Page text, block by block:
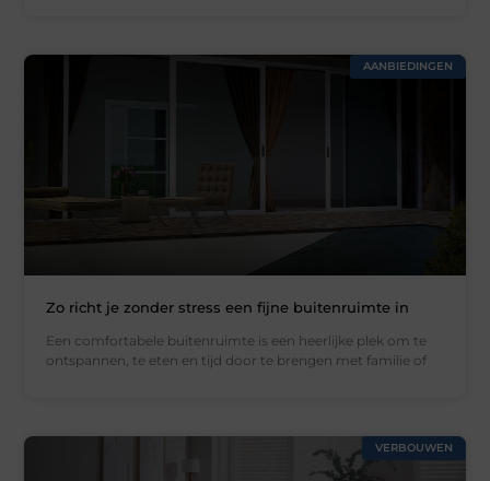
AANBIEDINGEN
Zo richt je zonder stress een fijne buitenruimte in
Een comfortabele buitenruimte is een heerlijke plek om te
ontspannen, te eten en tijd door te brengen met familie of
VERBOUWEN